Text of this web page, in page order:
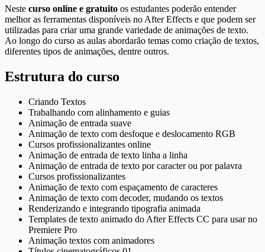
Neste curso online e gratuito os estudantes poderão entender
melhor as ferramentas disponíveis no After Effects e que podem ser
utilizadas para criar uma grande variedade de animações de texto.
Ao longo do curso as aulas abordarão temas como criação de textos,
diferentes tipos de animações, dentre outros.
Estrutura do curso
Criando Textos
Trabalhando com alinhamento e guias
Animação de entrada suave
Animação de texto com desfoque e deslocamento RGB
Cursos profissionalizantes online
Animação de entrada de texto linha a linha
Animação de entrada de texto por caracter ou por palavra
Cursos profissionalizantes
Animação de texto com espaçamento de caracteres
Animação de texto com decoder, mudando os textos
Renderizando e integrando tipografia animada
Templates de texto animado do After Effects CC para usar no
Premiere Pro
Animação textos com animadores